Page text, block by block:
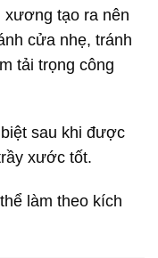
xương tạo ra nên
cửa nhẹ, tránh
tải trọng công
sau khi được
xước tốt.
làm theo kích